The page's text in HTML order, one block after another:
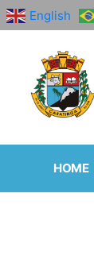
English
HOME